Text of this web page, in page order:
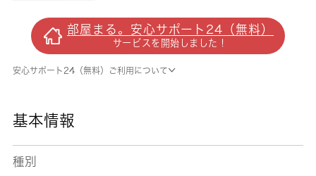
は、多くの方におすすめです。お部屋から徒歩
5分の場所に駅が位置するので、毎日の移動時
間を削減できます。住まい探しは 城南コミュ
ニティで。当社では中野区の賃貸情報を扱って
部屋まる。安心サポート24（無料）
サービスを開始しました！
安心サポート24（無料）ご利用について
基本情報
種別